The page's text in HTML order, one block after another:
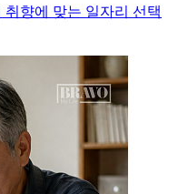
향에 맞는 일자리 선택